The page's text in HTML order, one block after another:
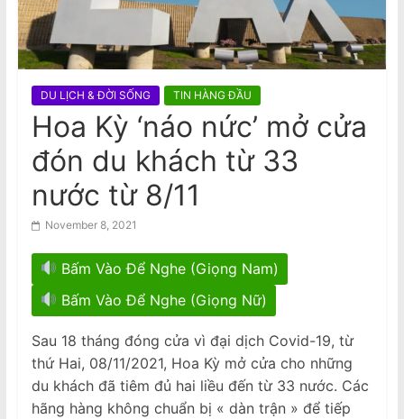
m
s
e
N
e
w
s
p
a
p
e
r
Visit to Australia by the General
Secretary and President of the
Socialist Republic of Vietnam
DU LỊCH & ĐỜI SỐNG TIN HÀNG ĐẦU
Hoa Kỳ ‘náo nức’ mở cửa
đón du khách từ 33
nước từ 8/11
November 8, 2021
Bấm Vào Để Nghe (Giọng Nam)
Bấm Vào Để Nghe (Giọng Nữ)
Sau 18 tháng đóng cửa vì đại dịch Covid-19, từ
thứ Hai, 08/11/2021, Hoa Kỳ mở cửa cho những
du khách đã tiêm đủ hai liều đến từ 33 nước. Các
hãng hàng không chuẩn bị « dàn trận » để tiếp